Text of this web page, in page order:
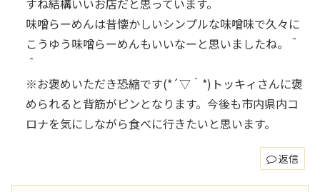
すね結構いいお店だと思っています。
味噌らーめんは昔懐かしいシンプルな味噌味で久々に
こうゆう味噌らーめんもいいなーと思いましたね。＾
＾
※お褒めいただき恐縮です(*´▽｀*)トッキィさんに褒
められると背筋がピンとなります。今後も市内県内コ
ロナを気にしながら食べに行きたいと思います。
返信